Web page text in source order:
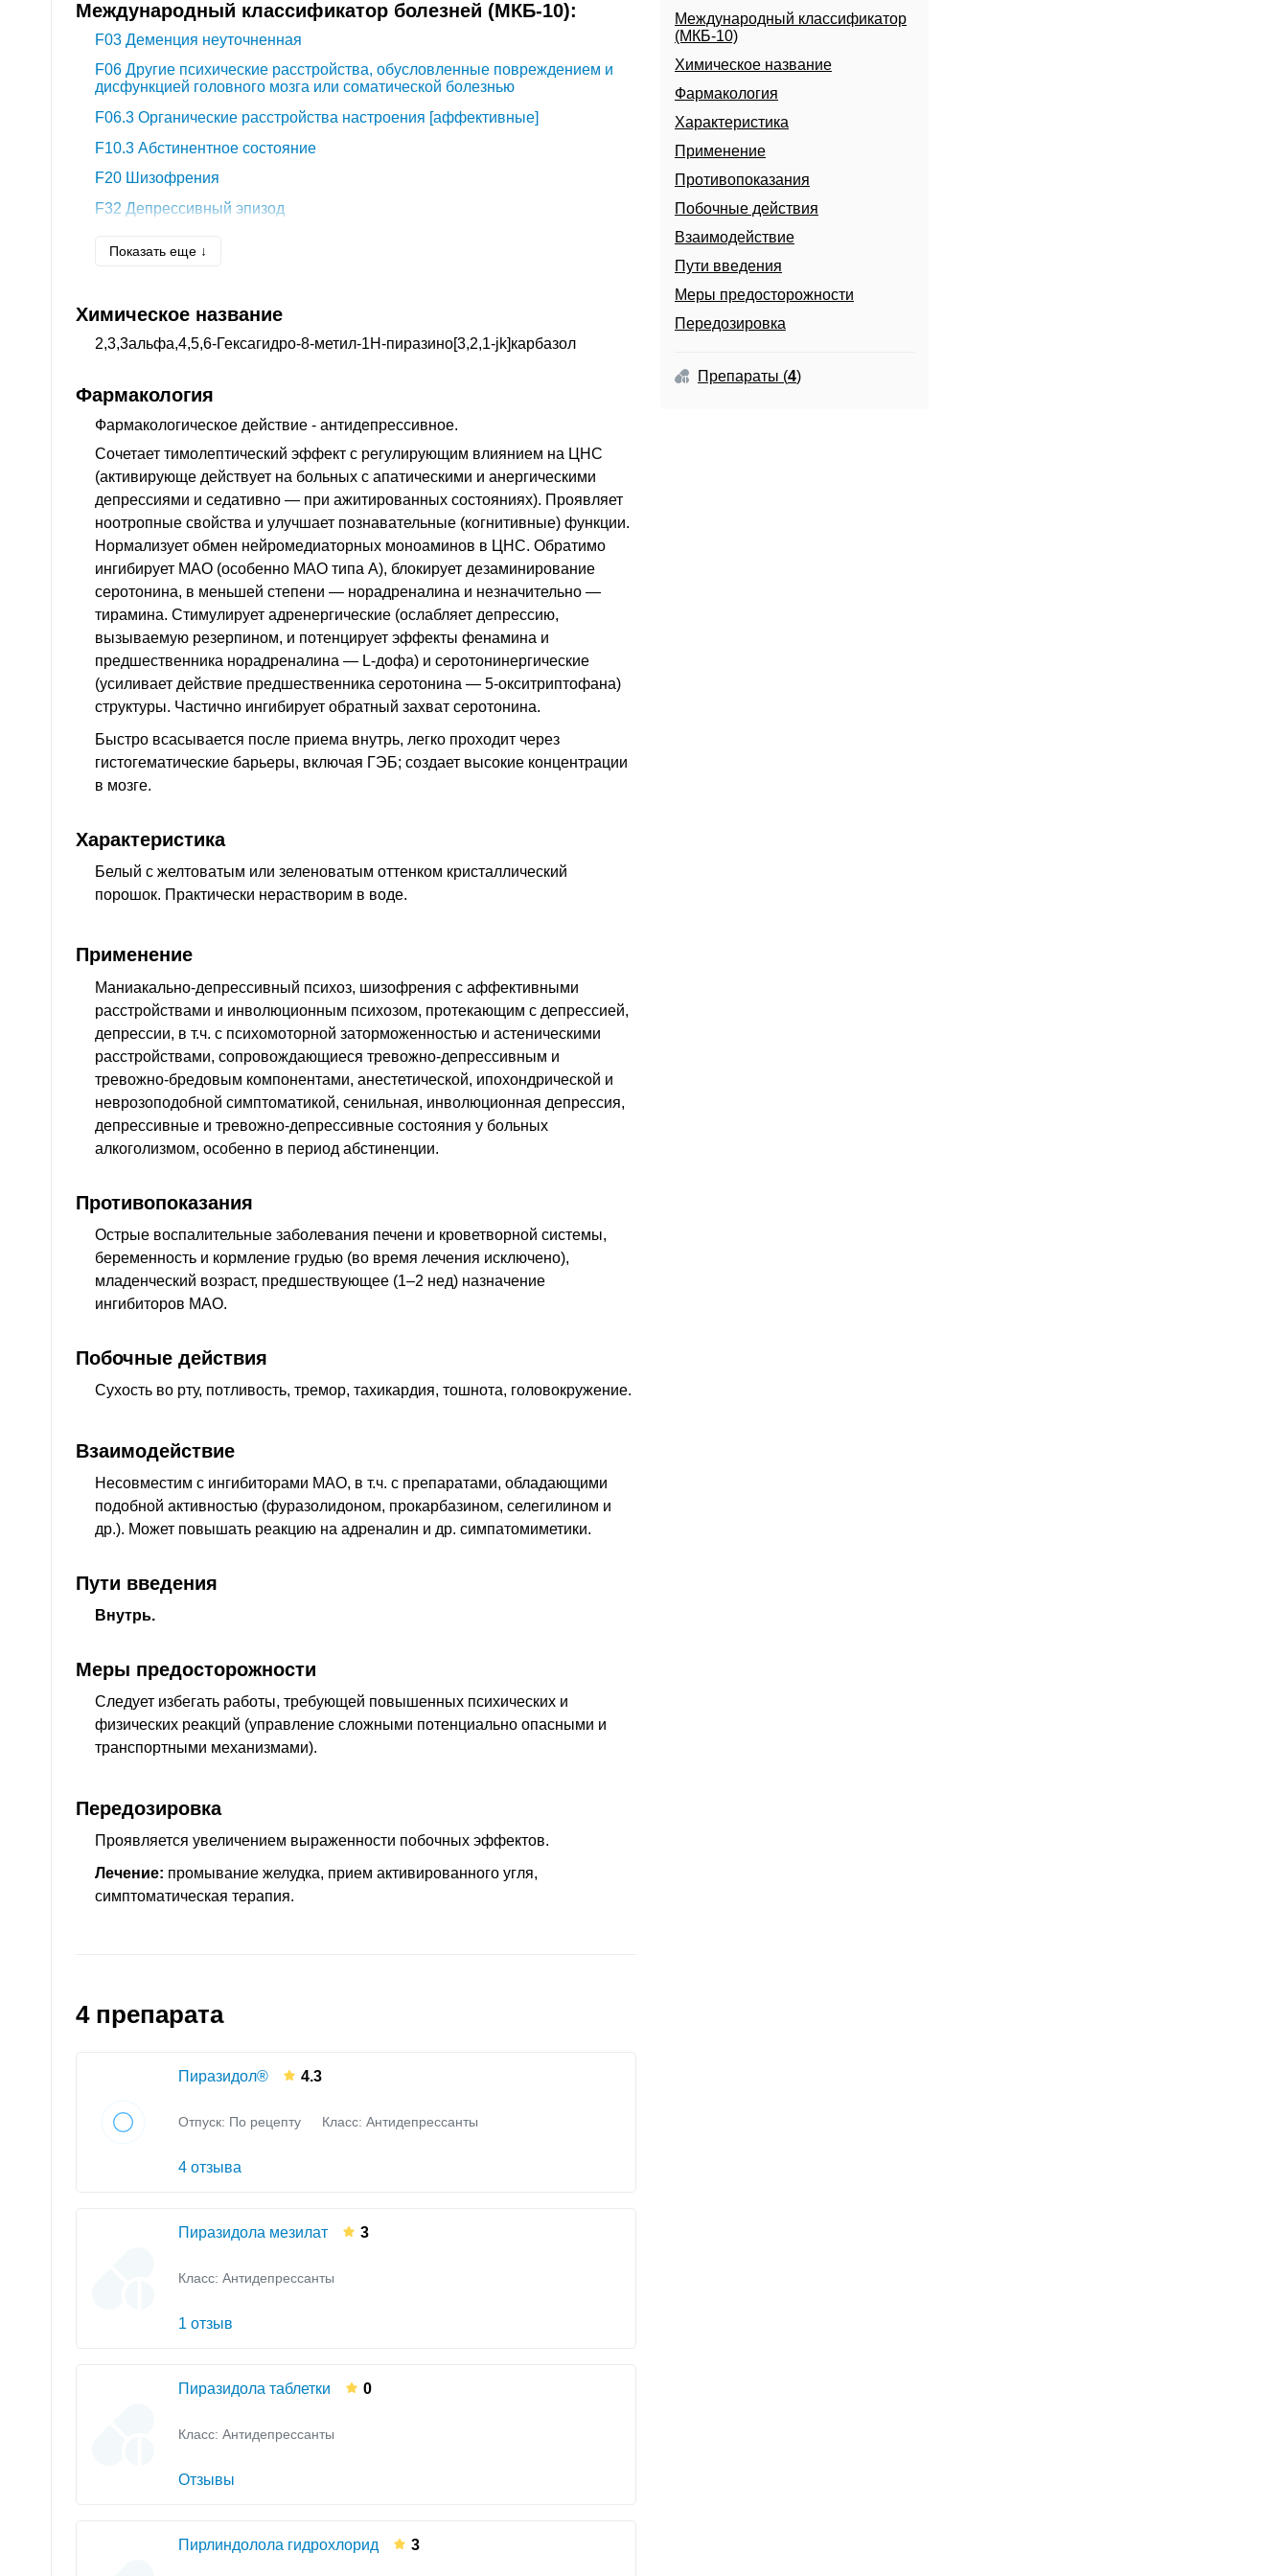
Международный классификатор болезней (МКБ-10):
F03 Деменция неуточненная
F06 Другие психические расстройства, обусловленные повреждением и
дисфункцией головного мозга или соматической болезнью
F06.3 Органические расстройства настроения [аффективные]
F10.3 Абстинентное состояние
F20 Шизофрения
F32 Депрессивный эпизод
F44Диссоциативные [конверсионные] расстройства
F45Соматоформные расстройства
F48.0Неврастения
F50.0Нервная анорексия
F79 Умственная отсталость неуточненная
G30Болезнь Альцгеймера
Показать еще ↓
Химическое название
2,3,3альфа,4,5,6-Гексагидро-8-метил-1H-пиразино[3,2,1-jk]карбазол
Фармакология
Фармакологическое действие - антидепрессивное.
Сочетает тимолептический эффект с регулирующим влиянием на ЦНС
(активирующе действует на больных с апатическими и анергическими
депрессиями и седативно — при ажитированных состояниях). Проявляет
ноотропные свойства и улучшает познавательные (когнитивные) функции.
Нормализует обмен нейромедиаторных моноаминов в ЦНС. Обратимо
ингибирует МАО (особенно МАО типа А), блокирует дезаминирование
серотонина, в меньшей степени — норадреналина и незначительно —
тирамина. Стимулирует адренергические (ослабляет депрессию,
вызываемую резерпином, и потенцирует эффекты фенамина и
предшественника норадреналина — L-дофа) и серотонинергические
(усиливает действие предшественника серотонина — 5-окситриптофана)
структуры. Частично ингибирует обратный захват серотонина.
Быстро всасывается после приема внутрь, легко проходит через
гистогематические барьеры, включая ГЭБ; создает высокие концентрации
в мозге.
Характеристика
Белый с желтоватым или зеленоватым оттенком кристаллический
порошок. Практически нерастворим в воде.
Применение
Маниакально-депрессивный психоз, шизофрения с аффективными
расстройствами и инволюционным психозом, протекающим с депрессией,
депрессии, в т.ч. с психомоторной заторможенностью и астеническими
расстройствами, сопровождающиеся тревожно-депрессивным и
тревожно-бредовым компонентами, анестетической, ипохондрической и
неврозоподобной симптоматикой, сенильная, инволюционная депрессия,
депрессивные и тревожно-депрессивные состояния у больных
алкоголизмом, особенно в период абстиненции.
Противопоказания
Острые воспалительные заболевания печени и кроветворной системы,
беременность и кормление грудью (во время лечения исключено),
младенческий возраст, предшествующее (1–2 нед) назначение
ингибиторов МАО.
Побочные действия
Сухость во рту, потливость, тремор, тахикардия, тошнота, головокружение.
Взаимодействие
Несовместим с ингибиторами МАО, в т.ч. с препаратами, обладающими
подобной активностью (фуразолидоном, прокарбазином, селегилином и
др.). Может повышать реакцию на адреналин и др. симпатомиметики.
Пути введения
Внутрь.
Меры предосторожности
Следует избегать работы, требующей повышенных психических и
физических реакций (управление сложными потенциально опасными и
транспортными механизмами).
Передозировка
Проявляется увеличением выраженности побочных эффектов.
Лечение: промывание желудка, прием активированного угля,
симптоматическая терапия.
4 препарата
Пиразидол® 4.3
Отпуск: По рецепту Класс: Антидепрессанты
4 отзыва
Пиразидола мезилат 3
Класс: Антидепрессанты
1 отзыв
Пиразидола таблетки 0
Класс: Антидепрессанты
Отзывы
Пирлиндолола гидрохлорид 3
Международный классификатор
(МКБ-10)
Химическое название
Фармакология
Характеристика
Применение
Противопоказания
Побочные действия
Взаимодействие
Пути введения
Меры предосторожности
Передозировка
Препараты (4)